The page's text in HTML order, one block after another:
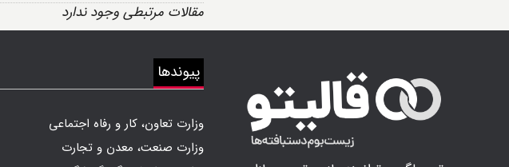
مقالات مرتبطی وجود ندارد
پیوندها
وزارت تعاون، کار و رفاه اجتماعی
وزارت صنعت، معدن و تجارت